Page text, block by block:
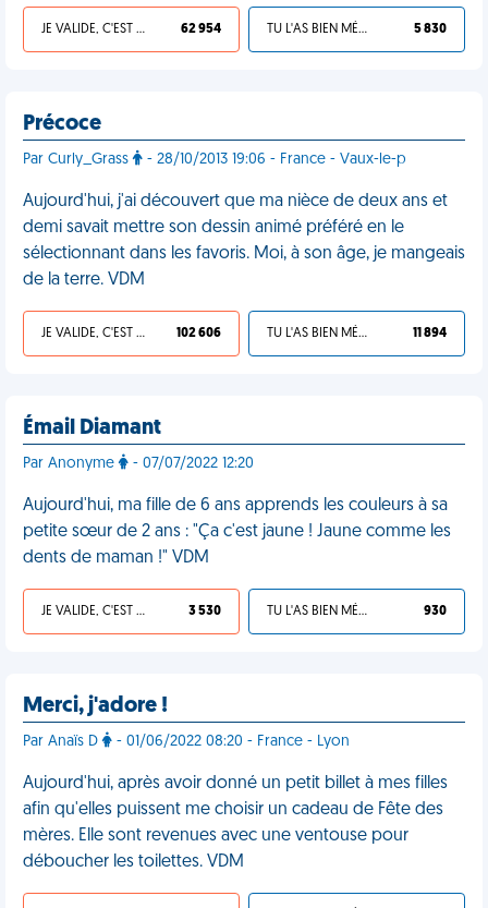
JE VALIDE, C'EST UNE VDM 62 954 TU L'AS BIEN MÉRITÉ 5 830
Précoce
Par Curly_Grass - 28/10/2013 19:06 - France - Vaux-le-p
Aujourd'hui, j'ai découvert que ma nièce de deux ans et
demi savait mettre son dessin animé préféré en le
sélectionnant dans les favoris. Moi, à son âge, je mangeais
de la terre. VDM
JE VALIDE, C'EST UNE VDM 102 606 TU L'AS BIEN MÉRITÉ 11 894
Émail Diamant
Par Anonyme - 07/07/2022 12:20
Aujourd'hui, ma fille de 6 ans apprends les couleurs à sa
petite sœur de 2 ans : "Ça c'est jaune ! Jaune comme les
dents de maman !" VDM
JE VALIDE, C'EST UNE VDM 3 530 TU L'AS BIEN MÉRITÉ 930
Merci, j'adore !
Par Anaïs D - 01/06/2022 08:20 - France - Lyon
Aujourd'hui, après avoir donné un petit billet à mes filles
afin qu'elles puissent me choisir un cadeau de Fête des
mères. Elle sont revenues avec une ventouse pour
déboucher les toilettes. VDM